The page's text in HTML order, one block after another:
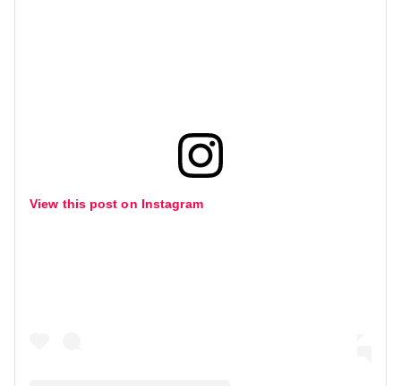
View this post on Instagram